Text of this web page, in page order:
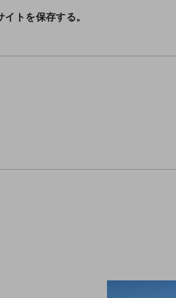
トを保存する。